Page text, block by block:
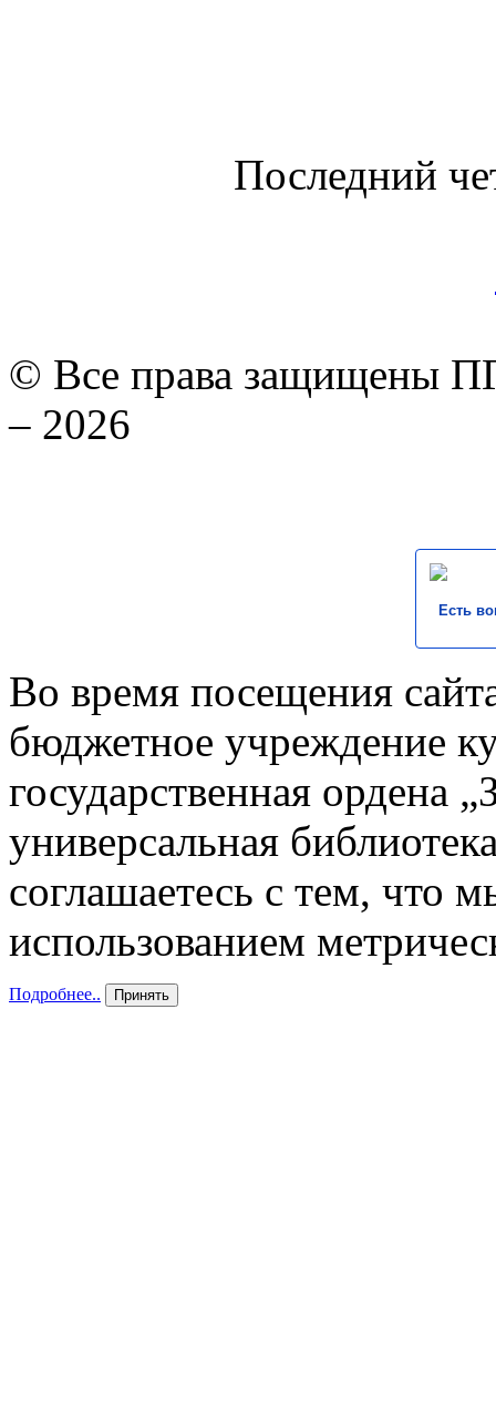
Последний
© Все права защищены
– 2026
Есть
Во время посещения
бюджетное учреждение
государственная ордена
универсальная
соглашаетесь с тем, что
использованием
Подробнее.. Принять